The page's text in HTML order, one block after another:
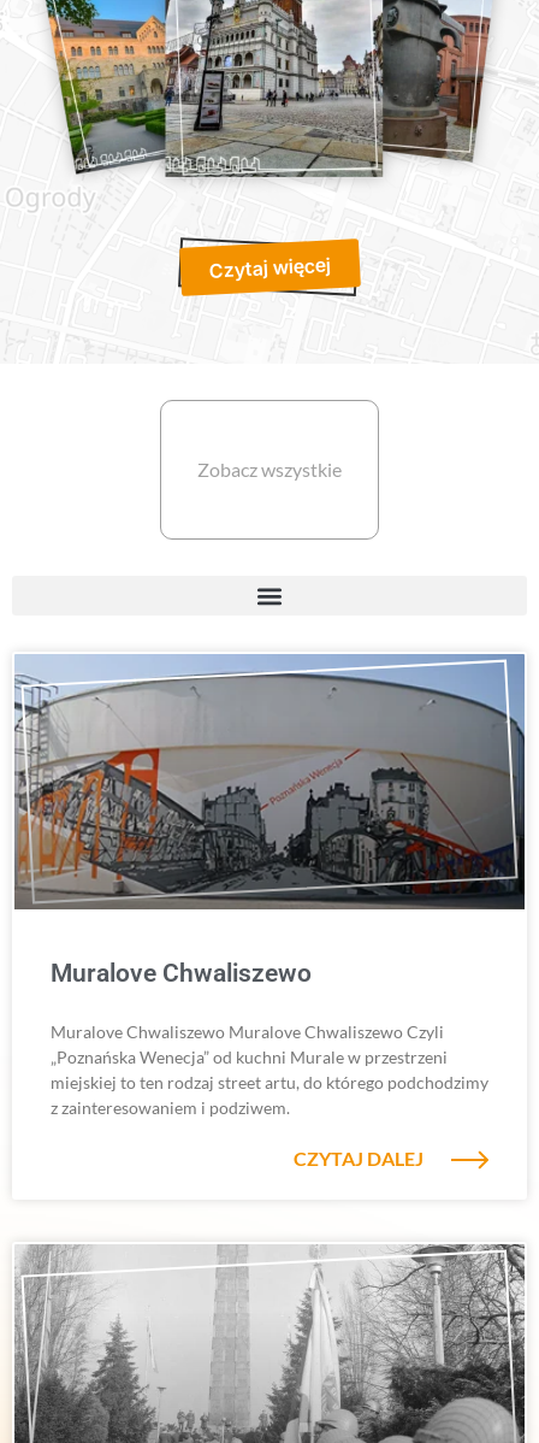
Czytaj więcej
Zobacz wszystkie
Muralove Chwaliszewo
Muralove Chwaliszewo Muralove Chwaliszewo Czyli
„Poznańska Wenecja” od kuchni Murale w przestrzeni
miejskiej to ten rodzaj street artu, do którego podchodzimy
z zainteresowaniem i podziwem.
CZYTAJ DALEJ